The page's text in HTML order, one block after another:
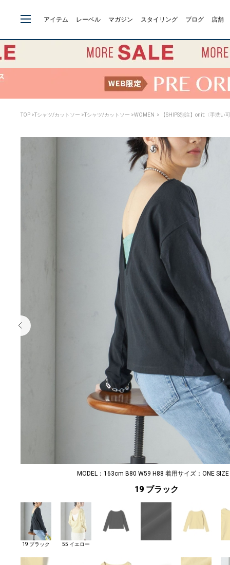
アイテム レーベル マガジン スタイリング ブログ 店舗
TOP >Tシャツ/カットソー >Tシャツ/カットソー >WOMEN > 【SHIPS別注】onit:〈手洗い
MODEL：163cm B80 W59 H88 着用サイズ：ONE SIZE
19 ブラック
19 ブラック 55 イエロー